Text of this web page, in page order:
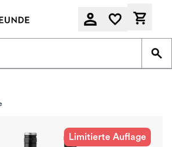
Limitierte Auflage